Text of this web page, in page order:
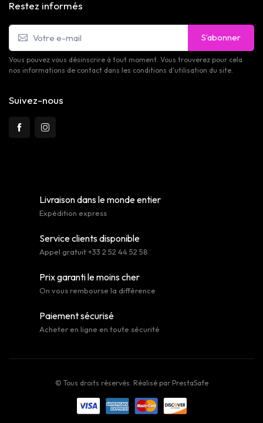
Restez informés
S’abonner
Vous pouvez vous désinscrire à tout moment. Vous trouverez pour cela
nos informations de contact dans les conditions d'utilisation du site.
Suivez-nous
Livraison dans le monde entier
Expédition express
Service clients disponible
Appel gratuit +33 2 52 44 52 58
Prix garanti le moins cher
On vous rembourse la différence
Paiement sécurisé
Acheter en ligne en toute sécurité
© Tous droits réservés. Réalisé par PrestaSafe